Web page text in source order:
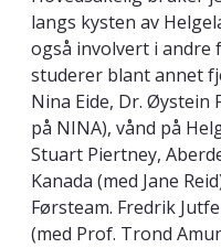
langs kysten av
også involvert i
studerer blant annet
Nina Eide, Dr. Øystein
på NINA), vånd på
Stuart Piertney,
Kanada (med Jane
Førsteam. Fredrik
(med Prof. Trond